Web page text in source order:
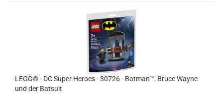
LEGO® - DC Super Heroes - 30726 - Batman™: Bruce Wayne
und der Batsuit